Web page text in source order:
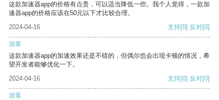
这款加速器app的价格有点贵，可以适当降低一些。我个人觉得，一款加
速器app的价格应该在50元以下才比较合理。
2024-04-16
支持[0] 反对[0]
游客
这款加速器app的加速效果还是不错的，但偶尔也会出现卡顿的情况，希
望开发者能够优化一下。
2024-04-16
支持[0] 反对[0]
游客